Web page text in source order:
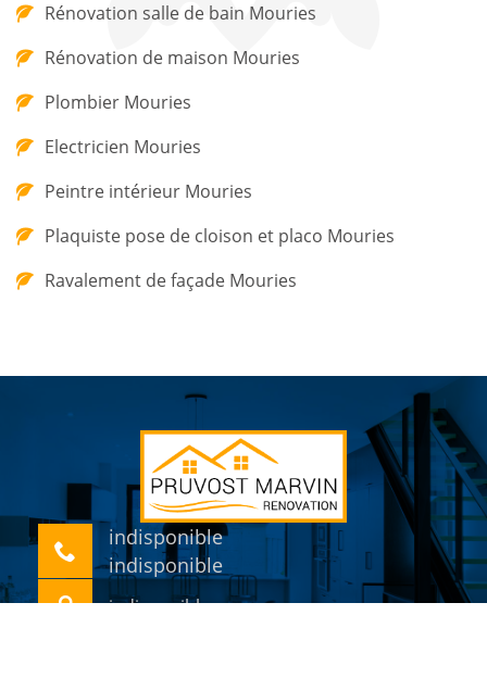
Rénovation salle de bain Mouries
Rénovation de maison Mouries
Plombier Mouries
Electricien Mouries
Peintre intérieur Mouries
Plaquiste pose de cloison et placo Mouries
Ravalement de façade Mouries
indisponible
indisponible
indisponible